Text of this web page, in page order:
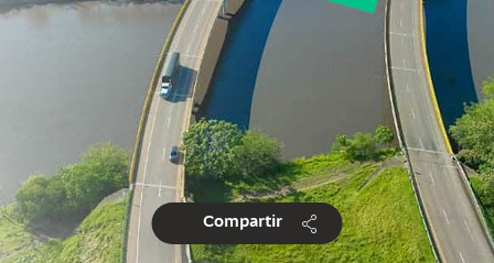
Compartir share